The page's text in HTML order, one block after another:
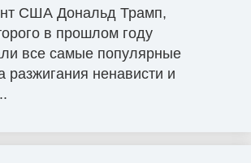
США Дональд Трамп,
в прошлом году
все самые популярные
разжигания ненависти и